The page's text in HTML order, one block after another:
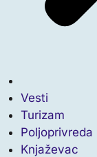
Vesti
Turizam
Poljoprivreda
Knjaževac